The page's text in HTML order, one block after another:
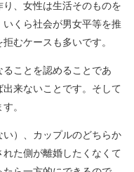
、女性は生活そのものを
くら社会が男女平等を推
むケースも多いです。
ことを認めることであ
来ないことです。そして
。
）、カップルのどちらか
た側が離婚したくなくて